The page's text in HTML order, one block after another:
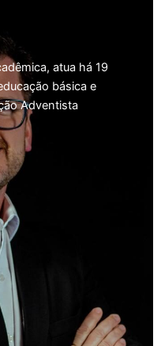
atua há 19
básica e
Adventista